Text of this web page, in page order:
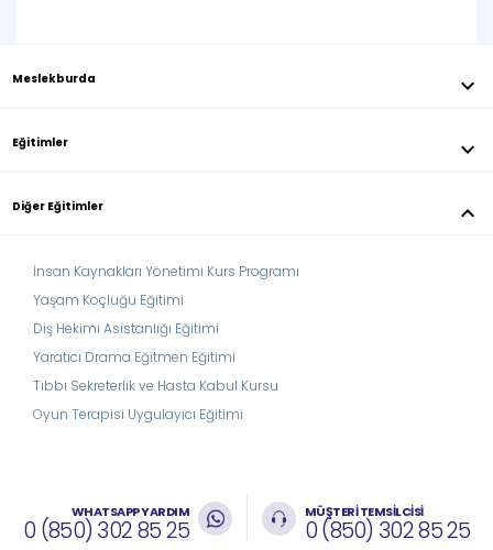
Meslekburda keyboard_arrow_down
Eğitimler keyboard_arrow_down
Diğer Eğitimler keyboard_arrow_down
İnsan Kaynakları Yönetimi Kurs Programı
Yaşam Koçluğu Eğitimi
Diş Hekimi Asistanlığı Eğitimi
Yaratıcı Drama Eğitmen Eğitimi
Tıbbı Sekreterlik ve Hasta Kabul Kursu
Oyun Terapisi Uygulayıcı Eğitimi
WHATSAPP YARDIM
0 (850) 302 85 25
MÜŞTERİ TEMSİLCİSİ
0 (850) 302 85 25